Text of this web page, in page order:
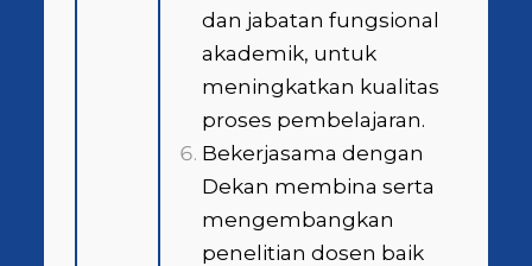
dan jabatan fungsional
akademik, untuk
meningkatkan kualitas
proses pembelajaran.
Bekerjasama dengan
Dekan membina serta
mengembangkan
penelitian dosen baik